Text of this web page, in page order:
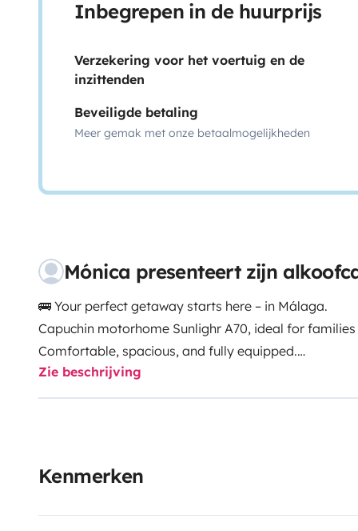
Inbegrepen in de huurprijs
Verzekering voor het voertuig en de
inzittenden
Beveiligde betaling
Meer gemak met onze betaalmogelijkheden
Mónica presenteert zijn
🚌 Your perfect getaway starts here – in Málaga.
Capuchin motorhome Sunlighr A70, ideal for
Comfortable, spacious, and fully equipped.
Just hop in and enjoy!
cooker
Zie beschrijving
Kenmerken